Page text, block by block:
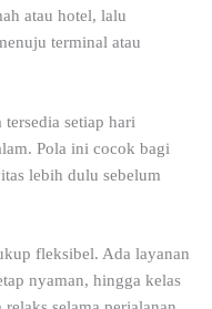
atau hotel, lalu
terminal atau
setiap hari
Pola ini cocok bagi
lebih dulu sebelum
fleksibel. Ada layanan
nyaman, hingga kelas